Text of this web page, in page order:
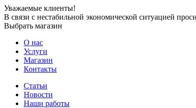
Уважаемые клиенты!
В связи с нестабильной экономической ситуацией
Выбрать магазин
О нас
Услуги
Магазин
Контакты
Статьи
Новости
Наши работы